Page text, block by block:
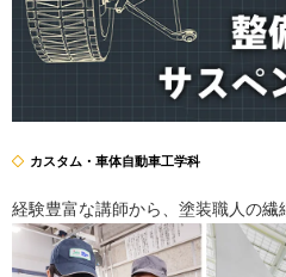
カスタム・車体自動車工学科
経験豊富な講師から、塗装職人の繊